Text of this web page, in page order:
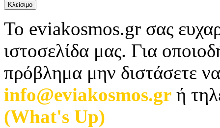
Κλείσιμο
Το eviakosmos.gr σας
ιστοσελίδα μας. Για
πρόβλημα μην διστάσετε
info@eviakosmos.gr ή
(What's Up)